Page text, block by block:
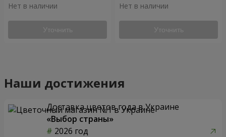
Нет в наличии
Уточнить
Нет в наличии
Уточнить
Наши достижения
Доставка цветов года в Украине
«Выбор страны»
2026 год